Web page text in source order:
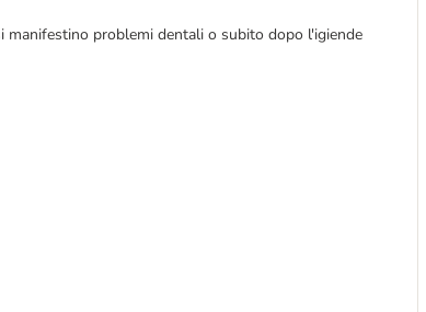
manifestino problemi dentali o subito dopo l'igiende